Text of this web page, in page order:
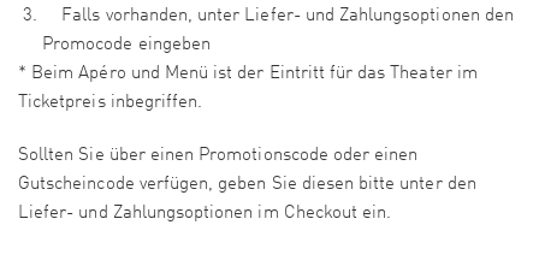
Falls vorhanden, unter Liefer- und Zahlungsoptionen den
Promocode eingeben
* Beim Apéro und Menü ist der Eintritt für das Theater im
Ticketpreis inbegriffen.
Sollten Sie über einen Promotionscode oder einen
Gutscheincode verfügen, geben Sie diesen bitte unter den
Liefer- und Zahlungsoptionen im Checkout ein.